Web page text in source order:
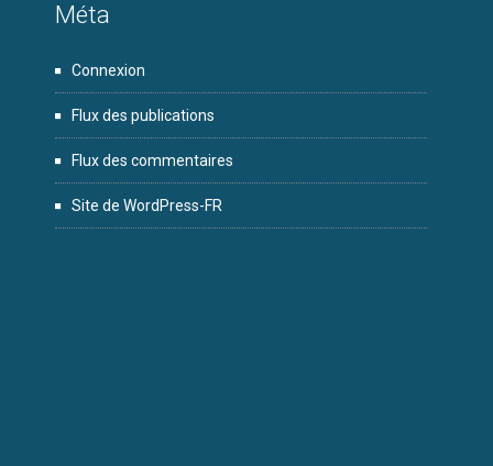
Méta
Connexion
Flux des publications
Flux des commentaires
Site de WordPress-FR